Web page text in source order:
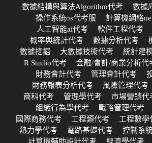
數據結構與算法Algorithm代考
數據
操作系統os代考服
計算機網絡
人工智能ai代考
軟件工程代考
概率與統計代考
數據分析代考
數據挖掘
大數據技術代考 統計建
R Studio代考
金融/會計/商業分析代
財務會計代考
管理會計代考
財務報表分析代考
風險管理代考
商科代考
管理學代考 市場營銷代
組織行為學代考
戰略管理代考
國際商務代考
工程類代考 工程數學
熱力學代考
電路基礎代考 控制系
計算機輔助設計代考
經濟學代考